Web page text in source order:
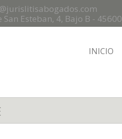
San Esteban, 4, Bajo B -
INICIO